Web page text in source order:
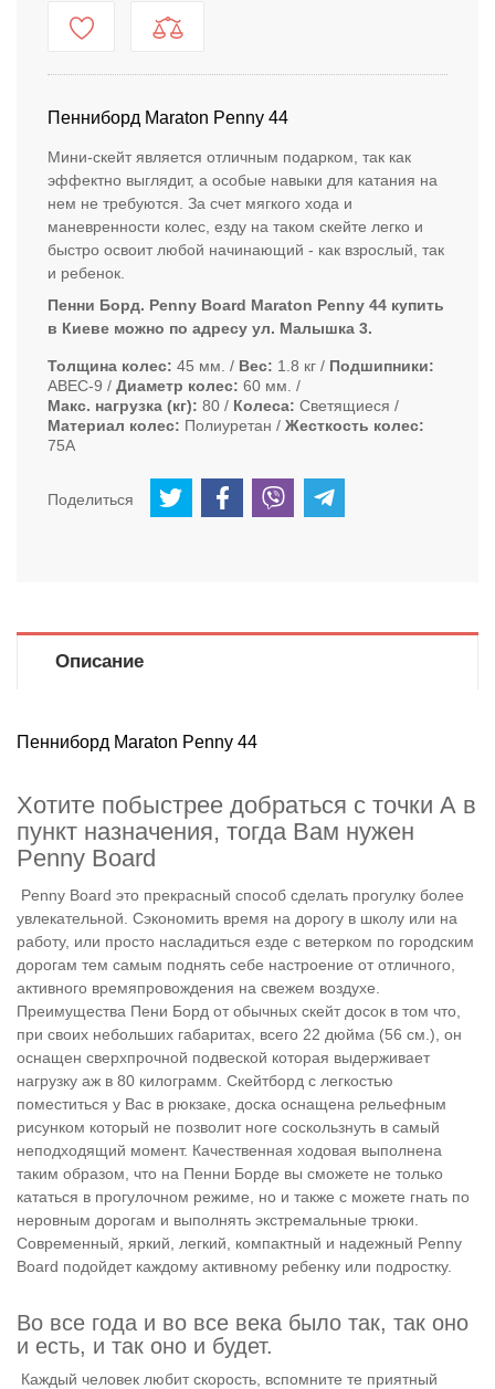
Пенниборд Maraton Penny 44
Мини-скейт является отличным подарком, так как
эффектно выглядит, а особые навыки для катания на
нем не требуются. За счет мягкого хода и
маневренности колес, езду на таком скейте легко и
быстро освоит любой начинающий - как взрослый, так
и ребенок.
Пенни Борд. Penny Board Maraton Penny 44 купить
в Киеве можно по адресу ул. Малышка 3.
Толщина колес 45 мм. Вес 1.8 кг
Подшипники
ABEC-9
Диаметр колес 60 мм.
Макс. нагрузка (кг)
80 Колеса Светящиеся
Материал колес
Полиуретан
Жесткость колес
75А
Поделиться
Описание
Пенниборд Maraton Penny 44
Хотите побыстрее добраться с точки А в
пункт назначения, тогда Вам нужен
Penny Board
Penny Board это прекрасный способ сделать прогулку более
увлекательной. Сэкономить время на дорогу в школу или на
работу, или просто насладиться езде с ветерком по городским
дорогам тем самым поднять себе настроение от отличного,
активного времяпровождения на свежем воздухе.
Преимущества Пени Борд от обычных скейт досок в том что,
при своих небольших габаритах, всего 22 дюйма (56 см.), он
оснащен сверхпрочной подвеской которая выдерживает
нагрузку аж в 80 килограмм. Скейтборд с легкостью
поместиться у Вас в рюкзаке, доска оснащена рельефным
рисунком который не позволит ноге соскользнуть в самый
неподходящий момент. Качественная ходовая выполнена
таким образом, что на Пенни Борде вы сможете не только
кататься в прогулочном режиме, но и также с можете гнать по
неровным дорогам и выполнять экстремальные трюки.
Современный, яркий, легкий, компактный и надежный Penny
Board подойдет каждому активному ребенку или подростку.
Во все года и во все века было так, так оно
и есть, и так оно и будет.
Каждый человек любит скорость, вспомните те приятный